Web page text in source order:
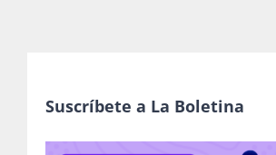
Suscríbete a La Boletina